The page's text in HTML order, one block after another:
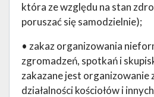
która ze względu na stan
poruszać się samodzielnie);
• zakaz organizowania
zgromadzeń, spotkań i
zakazane jest organizowanie
działalności kościołów i